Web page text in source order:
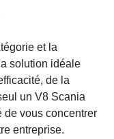
et la
solution idéale
de la
un V8 Scania
de vous concentrer
entreprise.